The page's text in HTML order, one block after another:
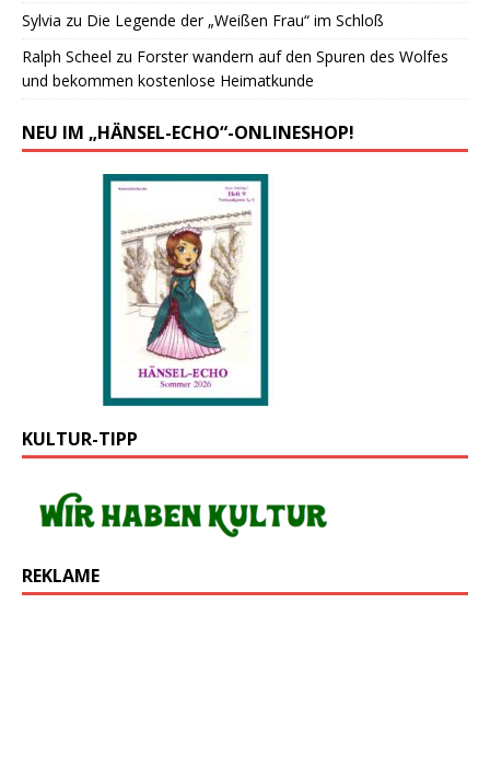
Sylvia zu Die Legende der „Weißen Frau“ im Schloß
Ralph Scheel zu Forster wandern auf den Spuren des Wolfes
und bekommen kostenlose Heimatkunde
NEU IM „HÄNSEL-ECHO“-ONLINESHOP!
KULTUR-TIPP
REKLAME